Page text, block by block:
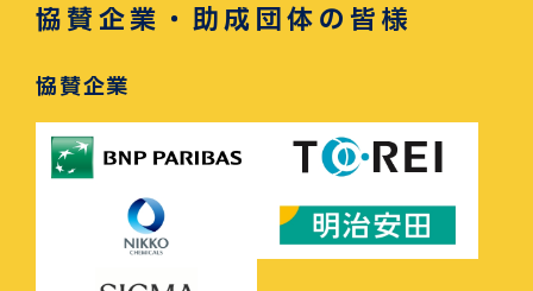
協賛企業・助成団体の皆様
協賛企業